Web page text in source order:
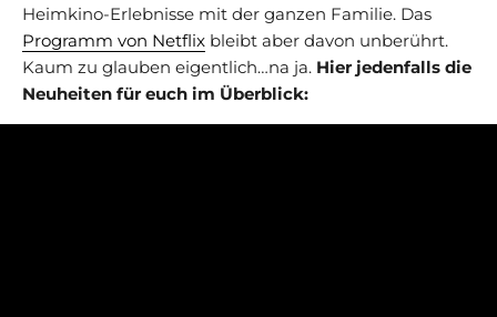
Heimkino-Erlebnisse mit der ganzen Familie. Das
Programm von Netflix bleibt aber davon unberührt.
Kaum zu glauben eigentlich…na ja. Hier jedenfalls die
Neuheiten für euch im Überblick: